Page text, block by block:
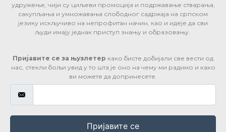
удружење, чији су циљеви промоција и подржавање стварања,
сакупљања и умножавања слободног садржаја на српском
језику искључиво на непрофитан начин, као и идеје да сви
људи имају једнак приступ знању и образовању.
Пријавите се за њузлетер како бисте добијали све вести од
нас, стекли бољи увид у то шта је оно на чему ми радимо и како
ви можете да допринесете.
Пријавите се